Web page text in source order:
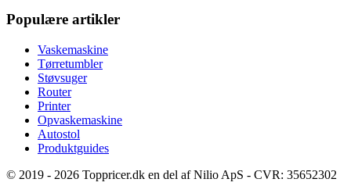
Populære artikler
Vaskemaskine
Tørretumbler
Støvsuger
Router
Printer
Opvaskemaskine
Autostol
Produktguides
© 2019 - 2026 Toppricer.dk en del af Nilio ApS - CVR: 35652302